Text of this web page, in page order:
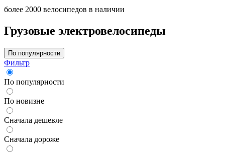
более 2000 велосипедов в наличии
Грузовые электровелосипеды
По популярности
Фильтр
По популярности
По новизне
Сначала дешевле
Сначала дороже